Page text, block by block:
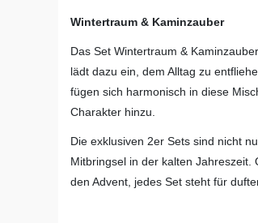
Wintertraum & Kaminzauber
Das Set Wintertraum &
lädt dazu ein, dem Alltag zu
fügen sich harmonisch in diese
Charakter hinzu.
Die exklusiven 2er Sets sind nicht
Mitbringsel in der kalten Jahreszeit.
den Advent, jedes Set steht für